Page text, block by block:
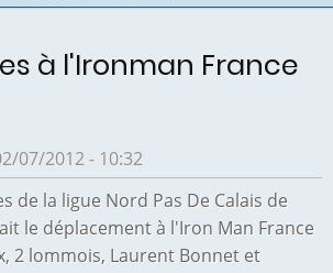
à l'Ironman France
07/2012 - 10:32
de la ligue Nord Pas De Calais de
le déplacement à l'Iron Man France
2 lommois, Laurent Bonnet et